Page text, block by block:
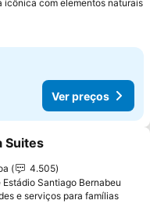
icônica com elementos naturais
Ver preços
aos favoritos
Suites
4.505
Estádio Santiago Bernabeu
e serviços para famíliasVer